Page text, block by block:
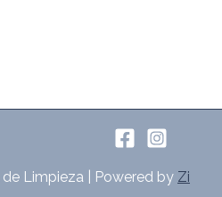
Limpieza | Powered by Zi